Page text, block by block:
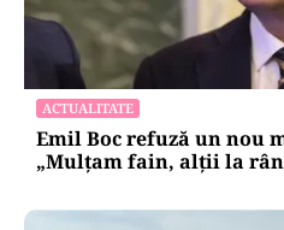
ACTUALITATE
Emil Boc refuză un nou
„Mulțam fain, alții la